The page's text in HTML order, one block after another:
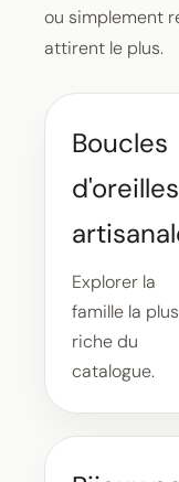
ou simplement
attirent le plus.
Boucles
d'oreilles
Explorer la
famille la plus
riche du
catalogue.